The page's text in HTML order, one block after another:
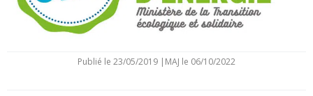
Publié le 23/05/2019 | MAJ le 06/10/2022